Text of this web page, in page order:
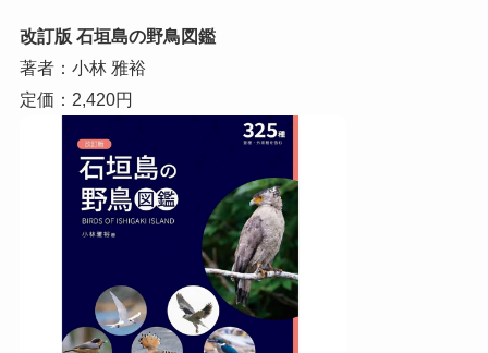
改訂版 石垣島の野鳥図鑑
著者：小林 雅裕
定価：2,420円